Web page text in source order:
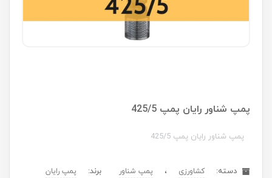
پمپ شناور رایان پمپ 425/5
پمپ شناور رایان پمپ 425/5
دسته: کشاورزی ، پمپ شناور برند: پمپ رایان